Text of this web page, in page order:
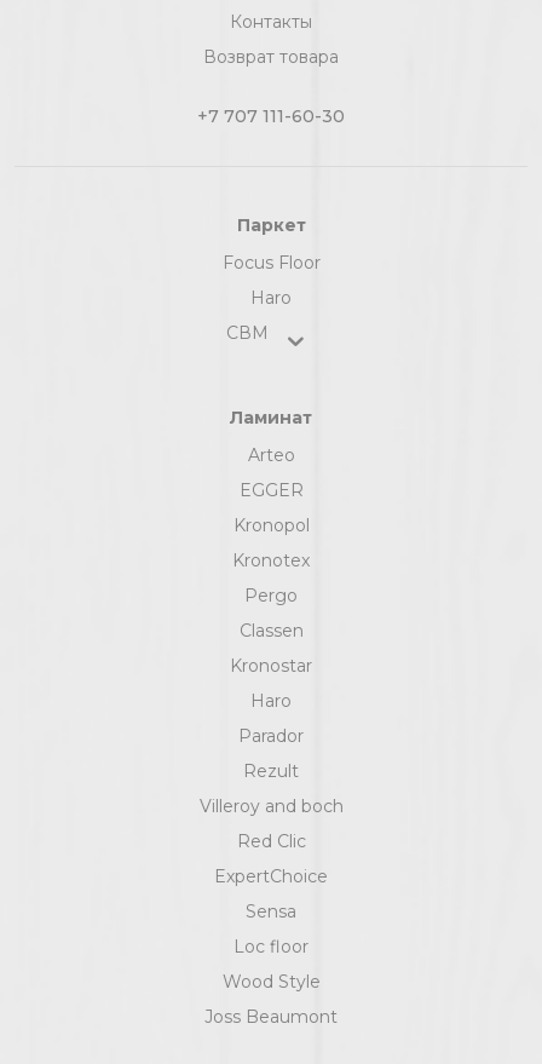
Контакты
Возврат товара
+7 707 111-60-30
Паркет
Focus Floor
Haro
СВМ
Ламинат
Arteo
EGGER
Kronopol
Kronotex
Pergo
Classen
Kronostar
Haro
Parador
Rezult
Villeroy and boch
Red Clic
ExpertChoice
Sensa
Loc floor
Wood Style
Joss Beaumont